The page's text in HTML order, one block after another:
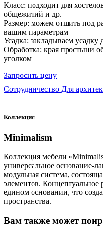
Класс: подходит для
общежитий и др.
Размер: можем отшить под
вашим параметрам
Усадка: закладываем усадку
Обработка: края простыни
уголком
Запросить цену
Сотрудничество Для
Коллекция
Minimalism
Коллекция мебели
универсальное основание-
модульная система,
элементов.
едином основании, что
пространства.
Вам также может